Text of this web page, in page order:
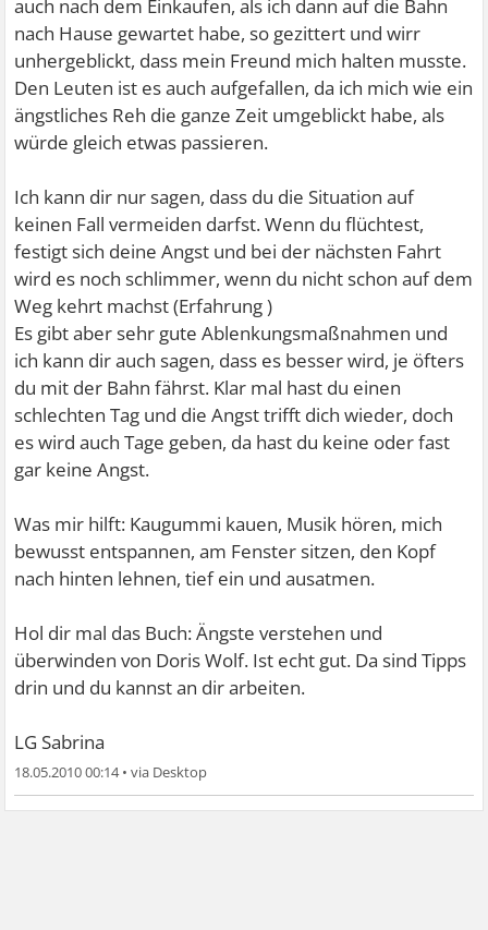
auch nach dem Einkaufen, als ich dann auf die Bahn
nach Hause gewartet habe, so gezittert und wirr
unhergeblickt, dass mein Freund mich halten musste.
Den Leuten ist es auch aufgefallen, da ich mich wie ein
ängstliches Reh die ganze Zeit umgeblickt habe, als
würde gleich etwas passieren.
Ich kann dir nur sagen, dass du die Situation auf
keinen Fall vermeiden darfst. Wenn du flüchtest,
festigt sich deine Angst und bei der nächsten Fahrt
wird es noch schlimmer, wenn du nicht schon auf dem
Weg kehrt machst (Erfahrung)
Es gibt aber sehr gute Ablenkungsmaßnahmen und
ich kann dir auch sagen, dass es besser wird, je öfters
du mit der Bahn fährst. Klar mal hast du einen
schlechten Tag und die Angst trifft dich wieder, doch
es wird auch Tage geben, da hast du keine oder fast
gar keine Angst.
Was mir hilft: Kaugummi kauen, Musik hören, mich
bewusst entspannen, am Fenster sitzen, den Kopf
nach hinten lehnen, tief ein und ausatmen.
Hol dir mal das Buch: Ängste verstehen und
überwinden von Doris Wolf. Ist echt gut. Da sind Tipps
drin und du kannst an dir arbeiten.
LG Sabrina
18.05.2010 00:14•